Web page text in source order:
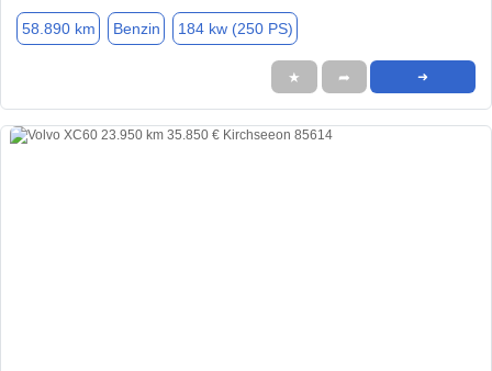
58.890 km Benzin 184 kw (250 PS)
★ ➦ ➜